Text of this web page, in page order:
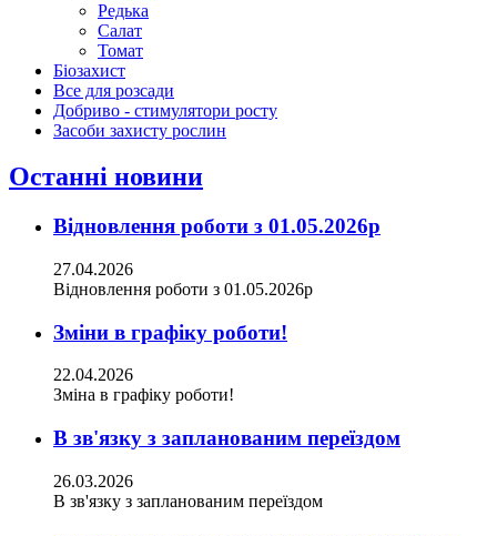
Редька
Салат
Томат
Біозахист
Все для розсади
Добриво - стимулятори росту
Засоби захисту рослин
Останні новини
Відновлення роботи з 01.05.2026р
27.04.2026
Відновлення роботи з 01.05.2026р
Зміни в графіку роботи!
22.04.2026
Зміна в графіку роботи!
В зв'язку з запланованим переїздом
26.03.2026
В зв'язку з запланованим переїздом